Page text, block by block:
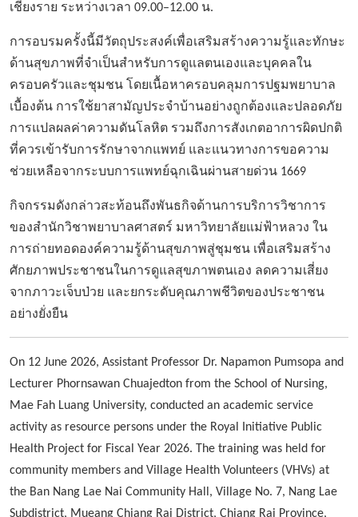
เชียงราย ระหว่างเวลา 09.00–12.00 น.
การอบรมครั้งนี้มีวัตถุประสงค์เพื่อเสริมสร้างความรู้และทักษะ
ด้านสุขภาพที่จำเป็นสำหรับการดูแลตนเองและบุคคลใน
ครอบครัวและชุมชน โดยเนื้อหาครอบคลุมการปฐมพยาบาล
เบื้องต้น การใช้ยาสามัญประจำบ้านอย่างถูกต้องและปลอดภัย
การแปลผลค่าความดันโลหิต รวมถึงการสังเกตอาการผิดปกติ
ที่ควรเข้ารับการรักษาจากแพทย์ และแนวทางการขอความ
ช่วยเหลือจากระบบการแพทย์ฉุกเฉินผ่านสายด่วน 1669
กิจกรรมดังกล่าวสะท้อนถึงพันธกิจด้านการบริการวิชาการ
ของสำนักวิชาพยาบาลศาสตร์ มหาวิทยาลัยแม่ฟ้าหลวง ใน
การถ่ายทอดองค์ความรู้ด้านสุขภาพสู่ชุมชน เพื่อเสริมสร้าง
ศักยภาพประชาชนในการดูแลสุขภาพตนเอง ลดความเสี่ยง
จากภาวะเจ็บป่วย และยกระดับคุณภาพชีวิตของประชาชน
อย่างยั่งยืน
On 12 June 2026, Assistant Professor Dr. Napamon Pumsopa and
Lecturer Phornsawan Chuajedton from the School of Nursing,
Mae Fah Luang University, conducted an academic service
activity as resource persons under the Royal Initiative Public
Health Project for Fiscal Year 2026. The training was held for
community members and Village Health Volunteers (VHVs) at
the Ban Nang Lae Nai Community Hall, Village No. 7, Nang Lae
Subdistrict, Mueang Chiang Rai District, Chiang Rai Province,